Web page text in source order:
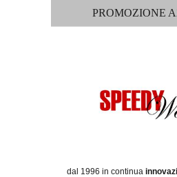
PROMOZIONE
dal 1996 in continua